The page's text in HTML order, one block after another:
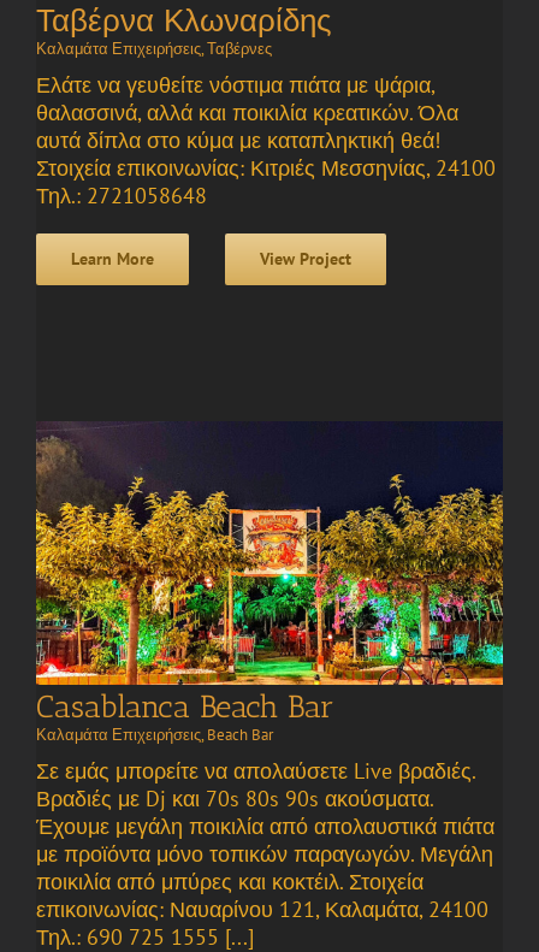
Ταβέρνα Κλωναρίδης
Καλαμάτα Επιχειρήσεις,Ταβέρνες
Ελάτε να γευθείτε νόστιμα πιάτα με ψάρια,
θαλασσινά, αλλά και ποικιλία κρεατικών. Όλα
αυτά δίπλα στο κύμα με καταπληκτική θεά!
Στοιχεία επικοινωνίας: Κιτριές Μεσσηνίας, 24100
Τηλ.: 2721058648
Learn More View Project
Casablanca Beach Bar
Καλαμάτα Επιχειρήσεις, Beach Bar
Σε εμάς μπορείτε να απολαύσετε Live βραδιές.
Βραδιές με Dj και 70s 80s 90s ακούσματα.
Έχουμε μεγάλη ποικιλία από απολαυστικά πιάτα
με προϊόντα μόνο τοπικών παραγωγών. Μεγάλη
ποικιλία από μπύρες και κοκτέιλ. Στοιχεία
επικοινωνίας: Ναυαρίνου 121, Καλαμάτα, 24100
Τηλ.: 690 725 1555 [...]